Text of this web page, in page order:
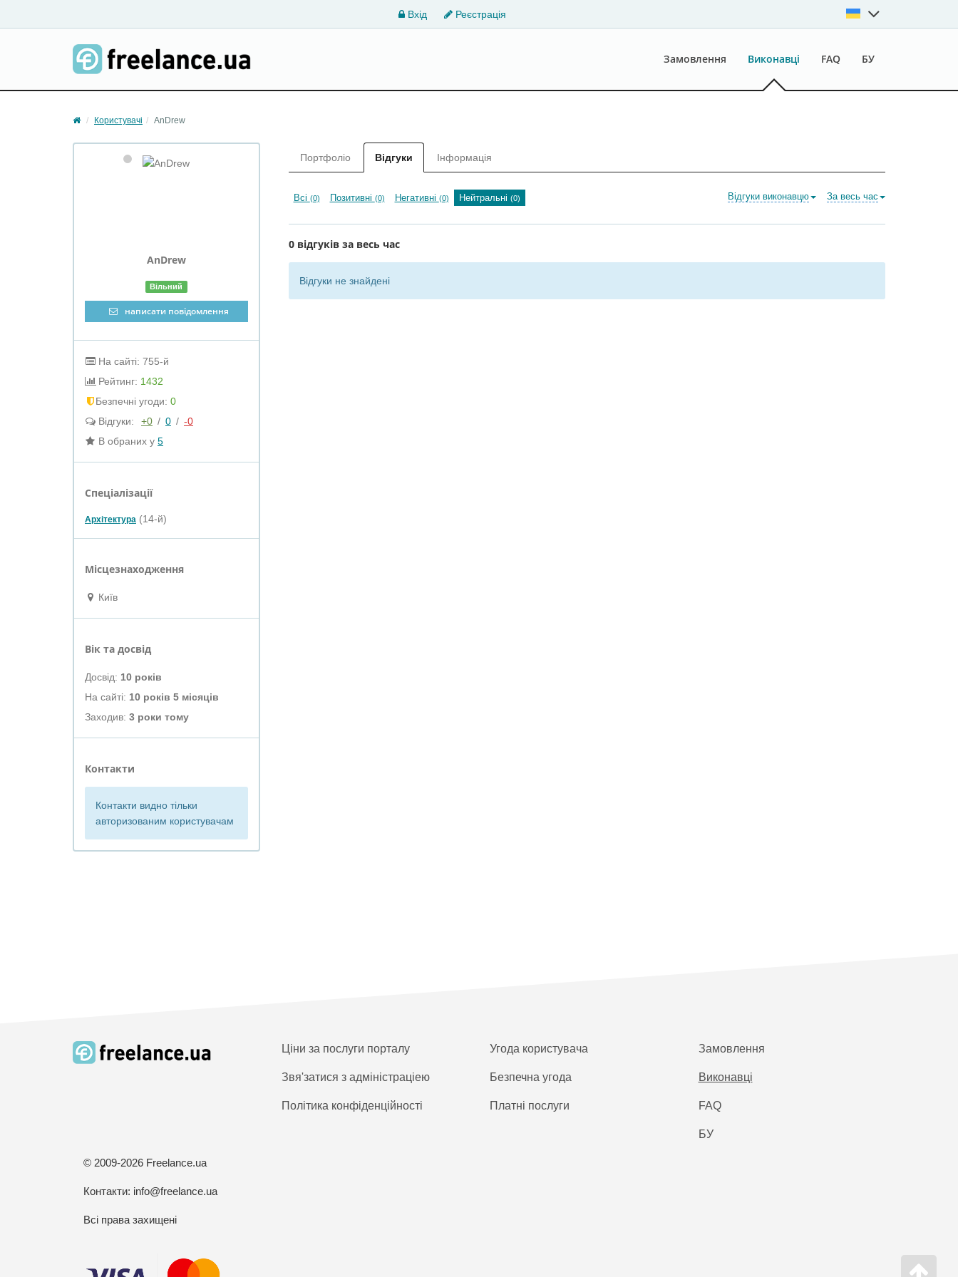
Вхід Реєстрація
Замовлення Виконавці FAQ БУ
Користувачі AnDrew
AnDrew
Вільний
написати повідомлення
На сайті: 755-й
Рейтинг: 1432
Безпечні угоди: 0
Відгуки:
+0 / 0 / -0
В обраних у 5
Спеціалізації
Архітектура (14-й)
Місцезнаходження
Київ
Вік та досвід
Досвід: 10 років
На сайті: 10 років 5 місяців
Заходив: 3 роки тому
Контакти
Контакти видно тільки
авторизованим користувачам
Портфоліо Відгуки Інформація
Всі (0) Позитивні (0) Негативні (0) Нейтральні (0) За весь час
Відгуки виконавцю
0 відгуків за весь час
Відгуки не знайдені
Ціни за послуги порталу
Звя'затися з адміністраціею
Політика конфіденційності
Угода користувача
Безпечна угода
Платнi послуги
Замовлення
Виконавці
FAQ
БУ
© 2009-2026 Freelance.ua
Контакти: info@freelance.ua
Всі права захищені